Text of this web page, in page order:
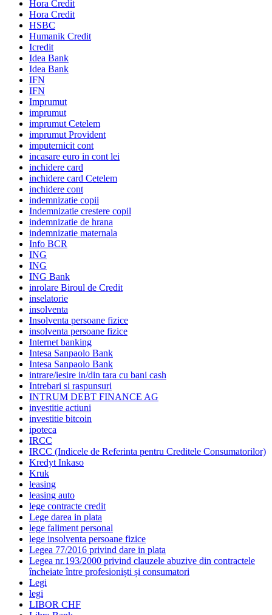
Hora Credit
Hora Credit
HSBC
Humanik Credit
Icredit
Idea Bank
Idea Bank
IFN
IFN
Imprumut
imprumut
imprumut Cetelem
imprumut Provident
imputernicit cont
incasare euro in cont lei
inchidere card
inchidere card Cetelem
inchidere cont
indemnizatie copii
Indemnizatie crestere copil
indemnizatie de hrana
indemnizatie maternala
Info BCR
ING
ING
ING Bank
inrolare Biroul de Credit
inselatorie
insolventa
Insolventa persoane fizice
insolventa persoane fizice
Internet banking
Intesa Sanpaolo Bank
Intesa Sanpaolo Bank
intrare/iesire in/din tara cu bani cash
Intrebari si raspunsuri
INTRUM DEBT FINANCE AG
investitie actiuni
investitie bitcoin
ipoteca
IRCC
IRCC (Indicele de Referinta pentru Creditele Consumatorilor)
Kredyt Inkaso
Kruk
leasing
leasing auto
lege contracte credit
Lege darea in plata
lege faliment personal
lege insolventa persoane fizice
Legea 77/2016 privind dare in plata
Legea nr.193/2000 privind clauzele abuzive din contractele
încheiate între profesioniști și consumatori
Legi
legi
LIBOR CHF